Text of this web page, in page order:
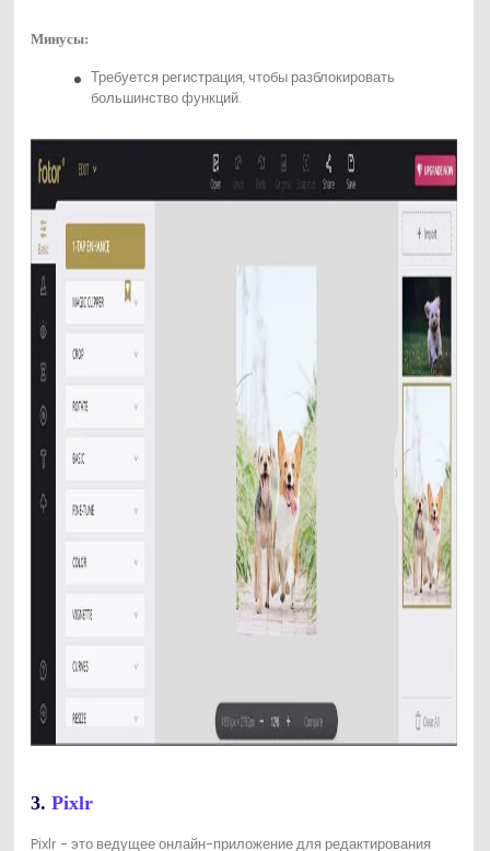
Минусы:
Требуется регистрация, чтобы разблокировать
большинство функций.
3. Pixlr
Pixlr - это ведущее онлайн-приложение для редактирования